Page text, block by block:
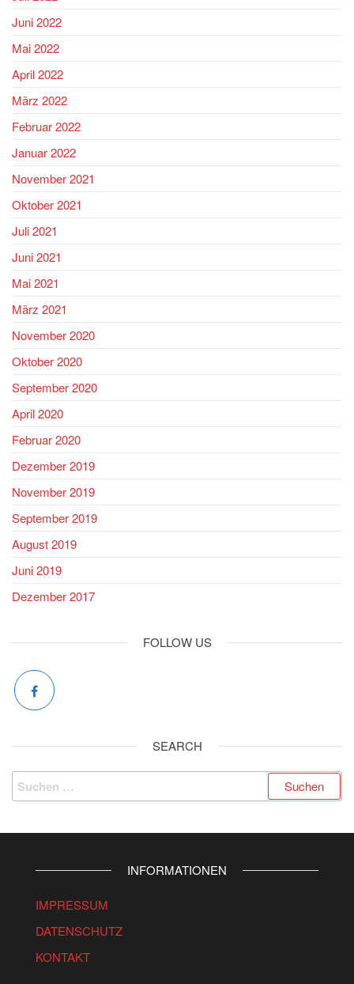
Juni 2022
Mai 2022
April 2022
März 2022
Februar 2022
Januar 2022
November 2021
Oktober 2021
Juli 2021
Juni 2021
Mai 2021
März 2021
November 2020
Oktober 2020
September 2020
April 2020
Februar 2020
Dezember 2019
November 2019
September 2019
August 2019
Juni 2019
Dezember 2017
FOLLOW US
SEARCH
Suchen
nach:
INFORMATIONEN
IMPRESSUM
DATENSCHUTZ
KONTAKT